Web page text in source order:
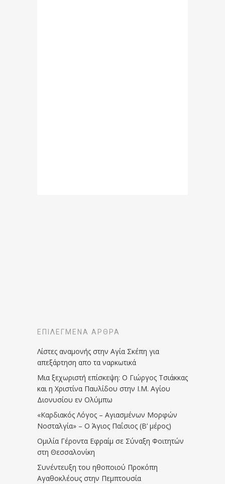
ΕΠΙΛΕΓΜΈΝΑ ΆΡΘΡΑ
Λίστες αναμονής στην Αγία Σκέπη για
απεξάρτηση απο τα ναρκωτικά
Μια ξεχωριστή επίσκεψη: Ο Γιώργος Τσιάκκας
και η Χριστίνα Παυλίδου στην Ι.Μ. Αγίου
Διονυσίου εν Ολύμπω
«Καρδιακός Λόγος – Αγιασμένων Μορφών
Νοσταλγία» – Ο Άγιος Παΐσιος (Β’ μέρος)
Ομιλία Γέροντα Εφραίμ σε Σύναξη Φοιτητών
στη Θεσσαλονίκη
Συνέντευξη του ηθοποιού Προκόπη
Αγαθοκλέους στην Πεμπτουσία